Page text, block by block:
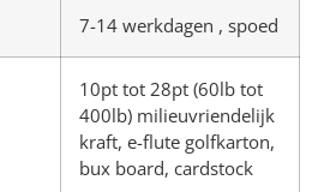
7-14 werkdagen , spoed
10pt tot 28pt (60lb tot
400lb) milieuvriendelijk
kraft, e-flute golfkarton,
bux board, cardstock